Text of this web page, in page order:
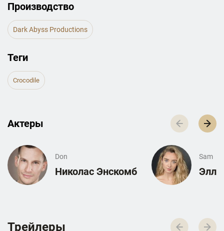
Производство
Dark Abyss Productions
Теги
Crocodile
Актеры
Don
Николас Энскомб
Sam
Элла
Трейлеры